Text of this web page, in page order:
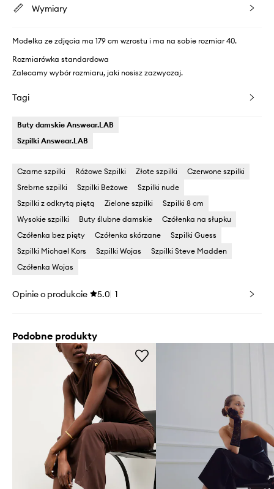
Wymiary
Modelka ze zdjęcia ma 179 cm wzrostu i ma na sobie rozmiar 40.
Rozmiarówka standardowa
Zalecamy wybór rozmiaru, jaki nosisz zazwyczaj.
Tagi
Buty damskie Answear.LAB
Szpilki Answear.LAB
Czarne szpilki Różowe Szpilki Złote szpilki
Czerwone szpilki
Srebrne szpilki
Szpilki Beżowe
Szpilki nude
Szpilki z odkrytą piętą
Zielone szpilki
Szpilki 8 cm
Wysokie szpilki
Buty ślubne damskie
Czółenka na słupku
Czółenka bez pięty
Czółenka skórzane
Szpilki Guess
Szpilki Michael Kors
Szpilki Wojas
Szpilki Steve Madden
Czółenka Wojas
Opinie o produkcie 5.0 1
Podobne produkty